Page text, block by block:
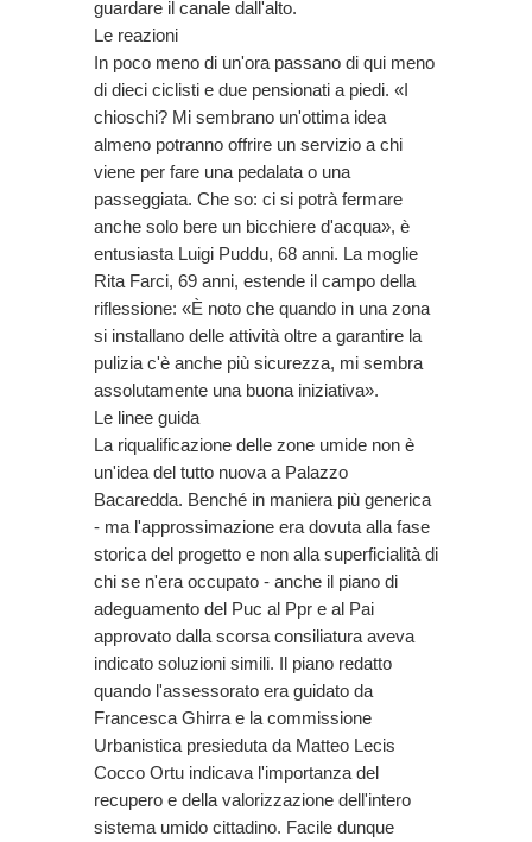
guardare il canale dall'alto.
Le reazioni
In poco meno di un'ora passano di qui meno
di dieci ciclisti e due pensionati a piedi. «I
chioschi? Mi sembrano un'ottima idea
almeno potranno offrire un servizio a chi
viene per fare una pedalata o una
passeggiata. Che so: ci si potrà fermare
anche solo bere un bicchiere d'acqua», è
entusiasta Luigi Puddu, 68 anni. La moglie
Rita Farci, 69 anni, estende il campo della
riflessione: «È noto che quando in una zona
si installano delle attività oltre a garantire la
pulizia c'è anche più sicurezza, mi sembra
assolutamente una buona iniziativa».
Le linee guida
La riqualificazione delle zone umide non è
un'idea del tutto nuova a Palazzo
Bacaredda. Benché in maniera più generica
- ma l'approssimazione era dovuta alla fase
storica del progetto e non alla superficialità di
chi se n'era occupato - anche il piano di
adeguamento del Puc al Ppr e al Pai
approvato dalla scorsa consiliatura aveva
indicato soluzioni simili. Il piano redatto
quando l'assessorato era guidato da
Francesca Ghirra e la commissione
Urbanistica presieduta da Matteo Lecis
Cocco Ortu indicava l'importanza del
recupero e della valorizzazione dell'intero
sistema umido cittadino. Facile dunque